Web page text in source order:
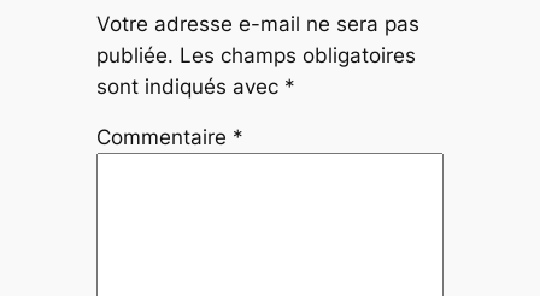
Votre adresse e-mail ne sera pas
publiée. Les champs obligatoires
sont indiqués avec *
Commentaire *